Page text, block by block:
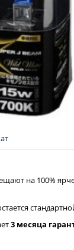
на 100%
3 месяца